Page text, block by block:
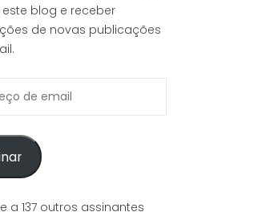
blog e receber
de novas publicações
a 137 outros assinantes